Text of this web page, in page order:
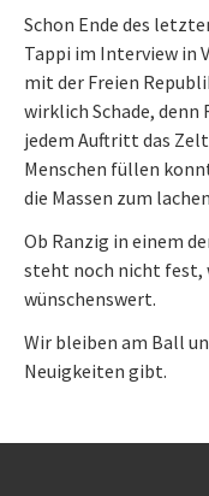
Schon Ende des
Tappi im Interview in
mit der Freien
wirklich Schade, denn
jedem Auftritt das
Menschen füllen
die Massen zum
Ob Ranzig in einem
steht noch nicht fest,
wünschenswert.
Wir bleiben am Ball
Neuigkeiten gibt.